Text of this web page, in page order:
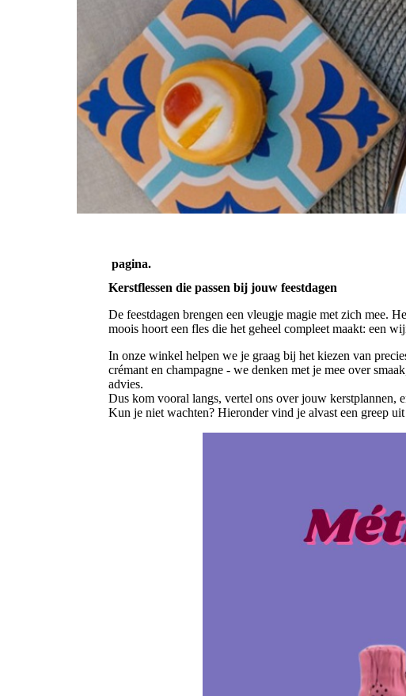
pagina.
Kerstflessen die passen bij jouw feestdagen
De feestdagen brengen een vleugje magie met zich mee.
moois hoort een fles die het geheel compleet maakt: een
In onze winkel helpen we je graag bij het kiezen van
crémant en champagne - we denken met je mee over
advies.
Dus kom vooral langs, vertel ons over jouw kerstplannen,
Kun je niet wachten? Hieronder vind je alvast een greep